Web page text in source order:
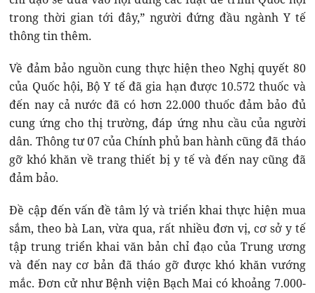
trong thời gian tới đây,” người đứng đầu ngành Y tế
thông tin thêm.
Về đảm bảo nguồn cung thực hiện theo Nghị quyết 80
của Quốc hội, Bộ Y tế đã gia hạn được 10.572 thuốc và
đến nay cả nước đã có hơn 22.000 thuốc đảm bảo đủ
cung ứng cho thị trường, đáp ứng nhu cầu của người
dân. Thông tư 07 của Chính phủ ban hành cũng đã tháo
gỡ khó khăn về trang thiết bị y tế và đến nay cũng đã
đảm bảo.
Đề cập đến vấn đề tâm lý và triển khai thực hiện mua
sắm, theo bà Lan, vừa qua, rất nhiều đơn vị, cơ sở y tế
tập trung triển khai văn bản chỉ đạo của Trung ương
và đến nay cơ bản đã tháo gỡ được khó khăn vướng
mắc. Đơn cử như Bệnh viện Bạch Mai có khoảng 7.000-